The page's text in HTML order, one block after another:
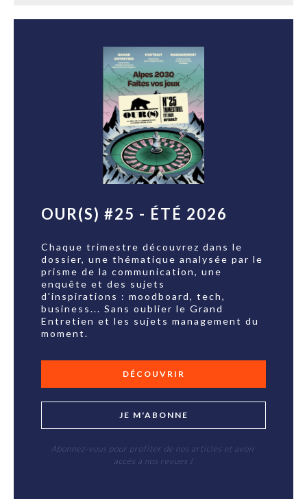
OUR(S) #25 - ÉTÉ 2026
Chaque trimestre découvrez dans le
dossier, une thématique analysée par le
prisme de la communication, une
enquête et des sujets
d'inspirations : moodboard, tech,
business... Sans oublier le Grand
Entretien et les sujets management du
moment.
DÉCOUVRIR
JE M'ABONNE
Abonnez-vous pour profiter de nos articles et avoir
accès à nos revues !